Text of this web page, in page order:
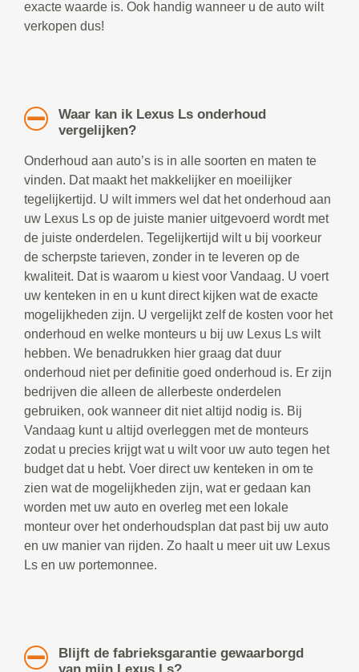
exacte waarde is. Ook handig wanneer u de auto wilt
verkopen dus!
Waar kan ik Lexus Ls onderhoud
vergelijken?
Onderhoud aan auto’s is in alle soorten en maten te
vinden. Dat maakt het makkelijker en moeilijker
tegelijkertijd. U wilt immers wel dat het onderhoud aan
uw Lexus Ls op de juiste manier uitgevoerd wordt met
de juiste onderdelen. Tegelijkertijd wilt u bij voorkeur
de scherpste tarieven, zonder in te leveren op de
kwaliteit. Dat is waarom u kiest voor Vandaag. U voert
uw kenteken in en u kunt direct kijken wat de exacte
mogelijkheden zijn. U vergelijkt zelf de kosten voor het
onderhoud en welke monteurs u bij uw Lexus Ls wilt
hebben. We benadrukken hier graag dat duur
onderhoud niet per definitie goed onderhoud is. Er zijn
bedrijven die alleen de allerbeste onderdelen
gebruiken, ook wanneer dit niet altijd nodig is. Bij
Vandaag kunt u altijd overleggen met de monteurs
zodat u precies krijgt wat u wilt voor uw auto tegen het
budget dat u hebt. Voer direct uw kenteken in om te
zien wat de mogelijkheden zijn, wat er gedaan kan
worden met uw auto en overleg met een lokale
monteur over het onderhoudsplan dat past bij uw auto
en uw manier van rijden. Zo haalt u meer uit uw Lexus
Ls en uw portemonnee.
Blijft de fabrieksgarantie gewaarborgd